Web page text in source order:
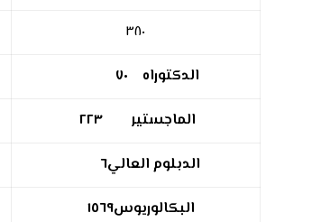
٣٨٠
الدكتوراه
الماجستير ٢٢٣
الدبلوم العالي٦
البكالوريوس١٥٦٩